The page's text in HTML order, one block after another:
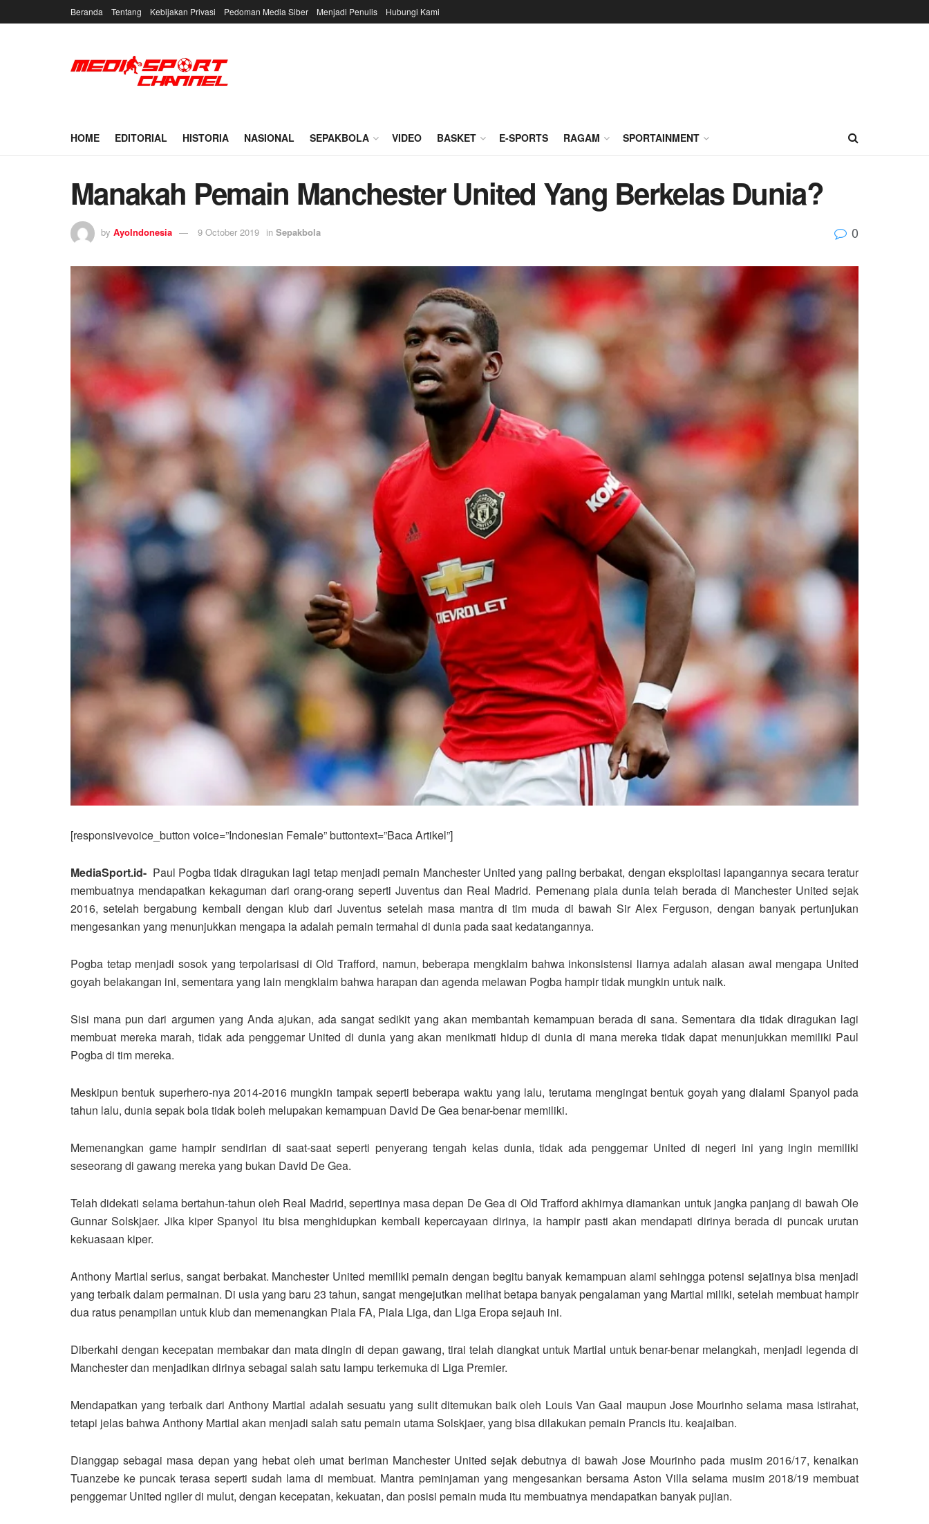
Beranda Tentang Kebijakan Privasi Pedoman Media Siber Menjadi Penulis Hubungi Kami
HOME EDITORIAL HISTORIA NASIONAL SEPAKBOLA VIDEO BASKET E-SPORTS RAGAM SPORTAINMENT
Manakah Pemain Manchester United Yang Berkelas Dunia?
by AyoIndonesia 9 October 2019 in Sepakbola 0
[responsivevoice_button voice=”Indonesian Female” buttontext=”Baca Artikel”]
MediaSport.id- Paul Pogba tidak diragukan lagi tetap menjadi pemain Manchester United yang paling berbakat, dengan eksploitasi lapangannya secara teratur
membuatnya mendapatkan kekaguman dari orang-orang seperti Juventus dan Real Madrid. Pemenang piala dunia telah berada di Manchester United sejak
2016, setelah bergabung kembali dengan klub dari Juventus setelah masa mantra di tim muda di bawah Sir Alex Ferguson, dengan banyak pertunjukan
mengesankan yang menunjukkan mengapa ia adalah pemain termahal di dunia pada saat kedatangannya.
Pogba tetap menjadi sosok yang terpolarisasi di Old Trafford, namun, beberapa mengklaim bahwa inkonsistensi liarnya adalah alasan awal mengapa United
goyah belakangan ini, sementara yang lain mengklaim bahwa harapan dan agenda melawan Pogba hampir tidak mungkin untuk naik.
Sisi mana pun dari argumen yang Anda ajukan, ada sangat sedikit yang akan membantah kemampuan berada di sana. Sementara dia tidak diragukan lagi
membuat mereka marah, tidak ada penggemar United di dunia yang akan menikmati hidup di dunia di mana mereka tidak dapat menunjukkan memiliki Paul
Pogba di tim mereka.
Meskipun bentuk superhero-nya 2014-2016 mungkin tampak seperti beberapa waktu yang lalu, terutama mengingat bentuk goyah yang dialami Spanyol pada
tahun lalu, dunia sepak bola tidak boleh melupakan kemampuan David De Gea benar-benar memiliki.
Memenangkan game hampir sendirian di saat-saat seperti penyerang tengah kelas dunia, tidak ada penggemar United di negeri ini yang ingin memiliki
seseorang di gawang mereka yang bukan David De Gea.
Telah didekati selama bertahun-tahun oleh Real Madrid, sepertinya masa depan De Gea di Old Trafford akhirnya diamankan untuk jangka panjang di bawah Ole
Gunnar Solskjaer. Jika kiper Spanyol itu bisa menghidupkan kembali kepercayaan dirinya, ia hampir pasti akan mendapati dirinya berada di puncak urutan
kekuasaan kiper.
Anthony Martial serius, sangat berbakat. Manchester United memiliki pemain dengan begitu banyak kemampuan alami sehingga potensi sejatinya bisa menjadi
yang terbaik dalam permainan. Di usia yang baru 23 tahun, sangat mengejutkan melihat betapa banyak pengalaman yang Martial miliki, setelah membuat hampir
dua ratus penampilan untuk klub dan memenangkan Piala FA, Piala Liga, dan Liga Eropa sejauh ini.
Diberkahi dengan kecepatan membakar dan mata dingin di depan gawang, tirai telah diangkat untuk Martial untuk benar-benar melangkah, menjadi legenda di
Manchester dan menjadikan dirinya sebagai salah satu lampu terkemuka di Liga Premier.
Mendapatkan yang terbaik dari Anthony Martial adalah sesuatu yang sulit ditemukan baik oleh Louis Van Gaal maupun Jose Mourinho selama masa istirahat,
tetapi jelas bahwa Anthony Martial akan menjadi salah satu pemain utama Solskjaer, yang bisa dilakukan pemain Prancis itu. keajaiban.
Dianggap sebagai masa depan yang hebat oleh umat beriman Manchester United sejak debutnya di bawah Jose Mourinho pada musim 2016/17, kenaikan
Tuanzebe ke puncak terasa seperti sudah lama di membuat. Mantra peminjaman yang mengesankan bersama Aston Villa selama musim 2018/19 membuat
penggemar United ngiler di mulut, dengan kecepatan, kekuatan, dan posisi pemain muda itu membuatnya mendapatkan banyak pujian.